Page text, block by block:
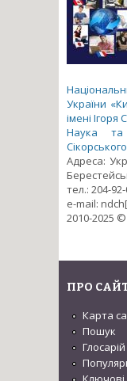
України
імені Ігоря
Наука та
Сікорського
Адреса:
тел.: 204-
e-mail:
2010-2025
ПРО
Карта
Пошук
Глосарій